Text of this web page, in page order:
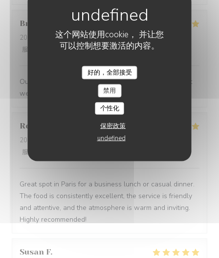
这个网站使用cookie， 并让您
可以控制想要激活的内容。
好的，全部接受
禁用
个性化
保密政策
undefined
Bruce
2026-07-09- 19:30 - 来宾 4
服务
氛围: 5/5 菜单:5/5 质价比:4/5
Outstanding food and service. The service was the best
we have had in Paris
Robert
2026-07-09
- 12:30 - 来宾 5
服务
Great spot in Paris for a business lunch or casual dinner.
The food is consistently excellent, the service is friendly
and attentive, and the atmosphere is warm and inviting.
Highly recommended!
Susan F